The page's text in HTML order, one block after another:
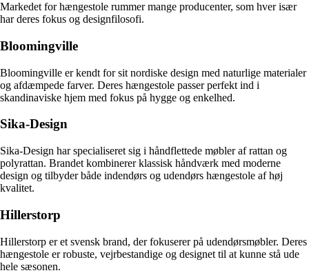
Markedet for hængestole rummer mange producenter, som hver især
har deres fokus og designfilosofi.
Bloomingville
Bloomingville er kendt for sit nordiske design med naturlige materialer
og afdæmpede farver. Deres hængestole passer perfekt ind i
skandinaviske hjem med fokus på hygge og enkelhed.
Sika-Design
Sika-Design har specialiseret sig i håndflettede møbler af rattan og
polyrattan. Brandet kombinerer klassisk håndværk med moderne
design og tilbyder både indendørs og udendørs hængestole af høj
kvalitet.
Hillerstorp
Hillerstorp er et svensk brand, der fokuserer på udendørsmøbler. Deres
hængestole er robuste, vejrbestandige og designet til at kunne stå ude
hele sæsonen.